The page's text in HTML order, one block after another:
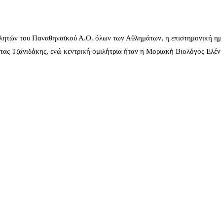
του Παναθηναϊκού Α.Ο. όλων των Αθλημάτων, η επιστημονική
Τζανιδάκης, ενώ κεντρική ομιλήτρια ήταν η Μοριακή Βιολόγος